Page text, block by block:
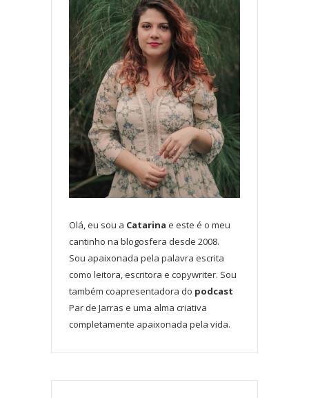
Olá, eu sou a Catarina e este é o meu
cantinho na blogosfera desde 2008.
Sou apaixonada pela palavra escrita
como leitora, escritora e copywriter. Sou
também coapresentadora do podcast
Par de Jarras e uma alma criativa
completamente apaixonada pela vida.